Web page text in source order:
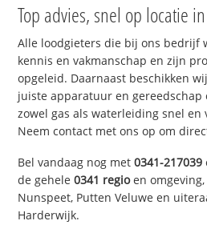
Top advies, snel op locatie in
Alle loodgieters die bij ons bedrijf
kennis en vakmanschap en zijn
opgeleid. Daarnaast beschikken
juiste apparatuur en gereedschap
zowel gas als waterleiding snel en
Neem contact met ons op om
Bel vandaag nog met0341-217039
de gehele0341 regioen omgeving,
Nunspeet, Putten Veluwe en
Harderwijk.